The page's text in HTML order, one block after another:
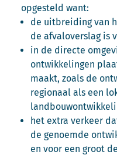
opgesteld want:
de uitbreiding van
de afvaloverslag is
in de directe
ontwikkelingen
maakt, zoals de
regionaal als een
het extra verkeer
de genoemde
en voor een groot